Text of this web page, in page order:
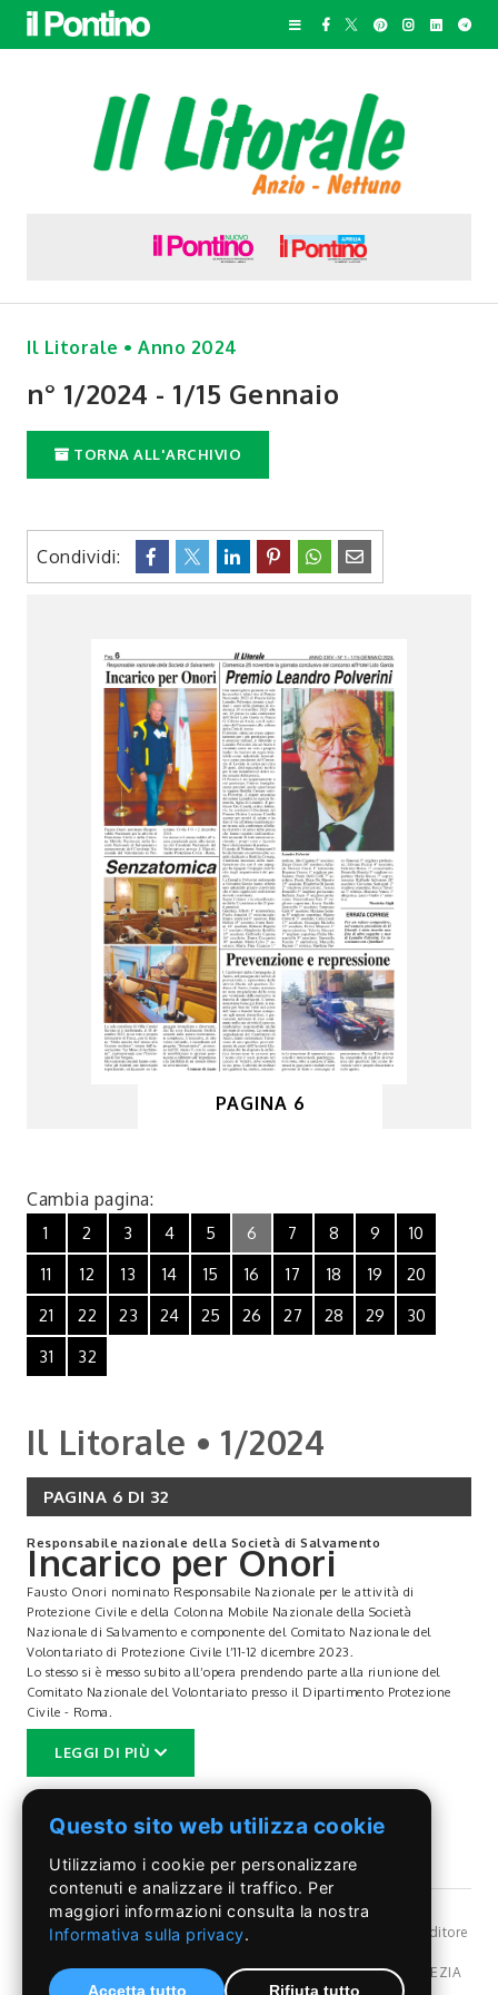
Il Litorale • Anno 2024
n° 1/2024 - 1/15 Gennaio
TORNA ALL'ARCHIVIO
Condividi:
PAGINA 6
Cambia pagina:
1 2 3 4 5 6 7 8 9
10
11
12 13 14 15 16 17 18 19
20
21
22 23 24 25 26 27 28 29
30
31
32
Il Litorale • 1/2024
PAGINA 6 DI 32
Responsabile nazionale della Società di Salvamento
Incarico per Onori
Fausto Onori nominato Responsabile Nazionale per le attività di
Protezione Civile e della Colonna Mobile Nazionale della Società
Nazionale di Salvamento e componente del Comitato Nazionale del
Volontariato di Protezione Civile l’11-12 dicembre 2023.
Lo stesso si è messo subito all’opera prendendo parte alla riunione del
Comitato Nazionale del Volontariato presso il Dipartimento Protezione
Civile - Roma.
Senzatomica
La sala consiliare di Villa Corsini Sarsina si è trasformata, il 18 dicembre
2023, in un vero e proprio laboratorio di Fisica, con la lezione “Dalla
nascita dell’atomo alla fissione nucleare”, tenuta dall’associazione “Le
Muse di Archimede”, convenzionata con l’Università di Tor Vergata.
Giovanissimi docenti hanno coinvolto gli studenti con interessanti
esperimenti, utilizzando un linguaggio immediato e divertente, che ha
L’iniziativa, di alto valore culturale, è incardinata nel progetto
LEGGI DI PIÙ
©Il Pontino- Reg, Trib. Roma n.399/86 - Angelo Capriotti Editore
Dir. resp Angelo Capriotti - Redazione: Via Pordenone,17 POMEZIA
Questo sito web utilizza cookie
Utilizziamo i cookie per personalizzare
contenuti e analizzare il traffico. Per
maggiori informazioni consulta la nostra
Informativa sulla privacy.
Accetta tutto Rifiuta tutto